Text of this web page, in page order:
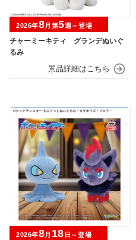
チャーミーキティ グランデぬいぐ
るみ
2026年8月第5週～登場
2026年8月 18 日～登場